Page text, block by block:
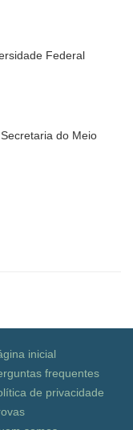
Federal
do Meio
inicial
frequentes
de privacidade